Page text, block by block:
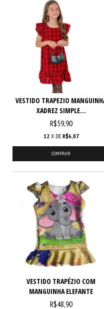
VESTIDO TRAPEZIO
XADREZ SIMPLE...
R$59,90
12 X DE R$6,07
COMPRAR
VESTIDO TRAPÉZIO COM
MANGUINHA ELEFANTE
R$48,90